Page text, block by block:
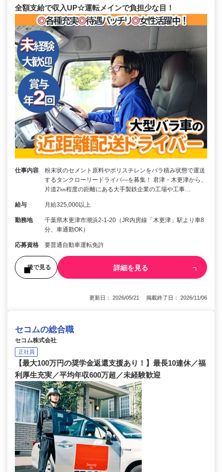
全額支給で収入UP☆運転メインで負担少な目！
仕事内容
粉末状のセメント原料やポリスチレンをバラ積み状態で運送
するタンクローリードライバ―を募集！ 君津・木更津から、
片道2㎞程度の距離にある大手製鉄企業の工場や工事…
給与 月給325,000以上
勤務地
千葉県木更津市潮浜2-1-20（JR内房線「木更津」駅より車8
分、車通勤OK）
応募資格 要普通自動車運転免許
後で見る 詳細を見る
更新日： 2026/05/21 掲載終了日： 2026/11/06
セコムの総合職
セコム株式会社
正社員
【最大100万円の奨学金返還支援あり！】最長10連休／福
利厚生充実／平均年収600万超／未経験歓迎